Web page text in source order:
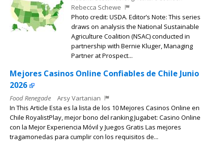
Rebecca Schewe
Photo credit: USDA. Editor’s Note: This series
draws on analysis the National Sustainable
Agriculture Coalition (NSAC) conducted in
partnership with Bernie Kluger, Managing
Partner at Prospect...
Mejores Casinos Online Confiables de Chile Junio
2026
Food Renegade
Arsy Vartanian
In This Article Esta es la lista de los 10 Mejores Casinos Online en
Chile RoyalistPlay, mejor bono del ranking Jugabet: Casino Online
con la Mejor Experiencia Móvil y Juegos Gratis Las mejores
tragamonedas para cumplir con los requisitos de...